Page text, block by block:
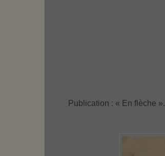
Publication : « En flèche ».